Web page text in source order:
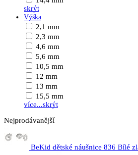
skrýt
Výška
2,1 mm
2,3 mm
4,6 mm
5,6 mm
10,5 mm
12 mm
13 mm
15,5 mm
více...skrýt
Nejprodávanější
BeKid dětské náušnice 836 Bílé